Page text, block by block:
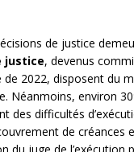
de justice
justice, devenus
2022, disposent du
Néanmoins, environ
des difficultés
de créances